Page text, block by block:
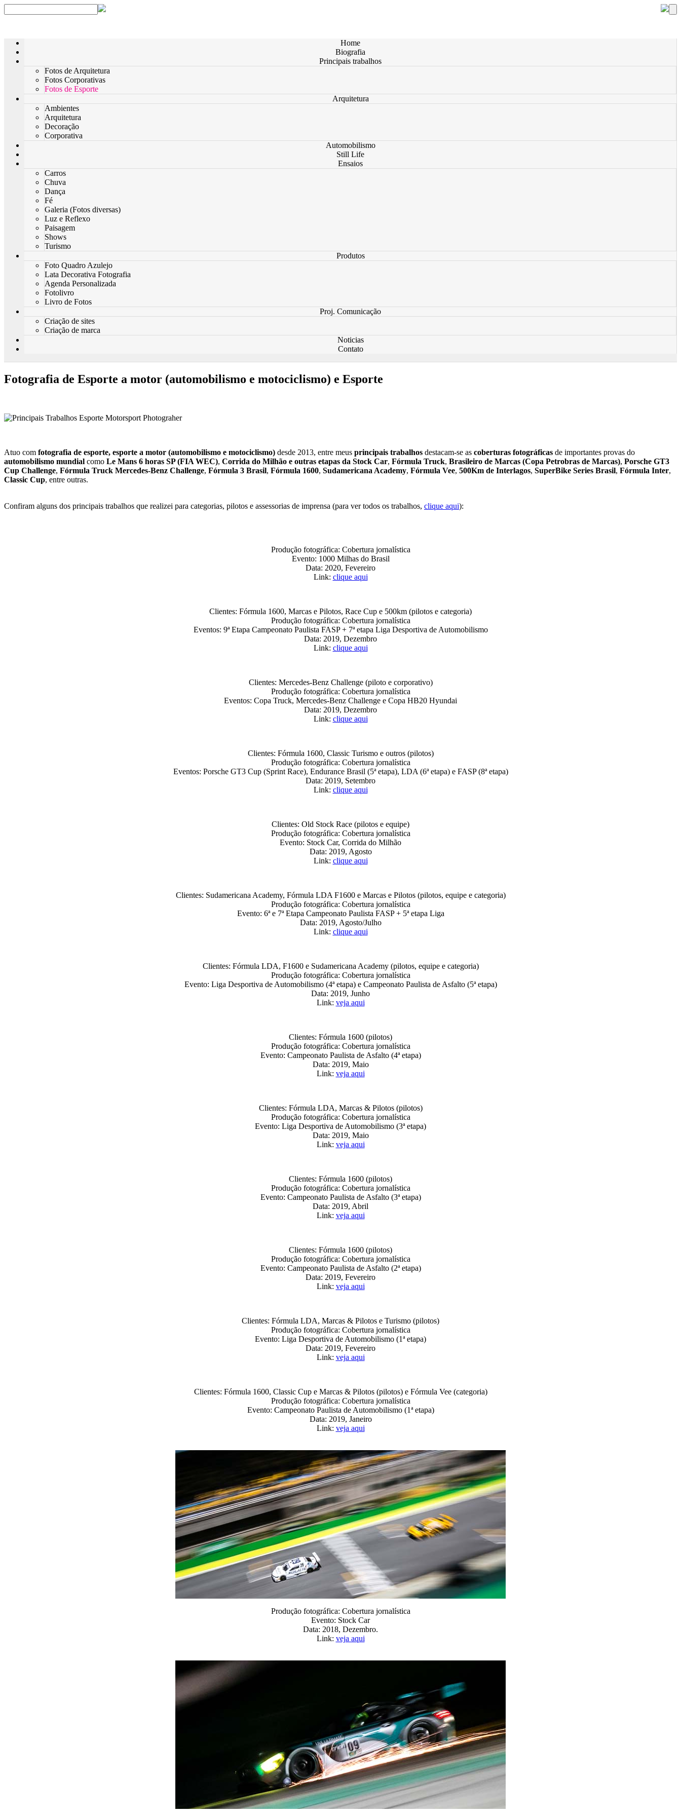
Home
Biografia
Principais trabalhos
Fotos de Arquitetura
Fotos Corporativas
Fotos de Esporte
Arquitetura
Ambientes
Arquitetura
Decoração
Corporativa
Automobilismo
Still Life
Ensaios
Carros
Chuva
Dança
Fé
Galeria (Fotos diversas)
Luz e Reflexo
Paisagem
Shows
Turismo
Produtos
Foto Quadro Azulejo
Lata Decorativa Fotografia
Agenda Personalizada
Fotolivro
Livro de Fotos
Proj. Comunicação
Criação de sites
Criação de marca
Noticias
Contato
Fotografia de Esporte a motor (automobilismo e motociclismo) e Esporte
Atuo com fotografia de esporte, esporte a motor (automobilismo e motociclismo) desde 2013, entre meus principais trabalhos destacam-se as coberturas fotográficas de importantes provas do
automobilismo mundial como Le Mans 6 horas SP (FIA WEC), Corrida do Milhão e outras etapas da Stock Car, Fórmula Truck, Brasileiro de Marcas (Copa Petrobras de Marcas), Porsche GT3
Cup Challenge, Fórmula Truck Mercedes-Benz Challenge, Fórmula 3 Brasil, Fórmula 1600, Sudamericana Academy, Fórmula Vee, 500Km de Interlagos, SuperBike Series Brasil, Fórmula Inter,
Classic Cup, entre outras.
Confiram alguns dos principais trabalhos que realizei para categorias, pilotos e assessorias de imprensa (para ver todos os trabalhos, clique aqui):
Produção fotográfica: Cobertura jornalística
Evento: 1000 Milhas do Brasil
Data: 2020, Fevereiro
Link: clique aqui
Clientes: Fórmula 1600, Marcas e Pilotos, Race Cup e 500km (pilotos e categoria)
Produção fotográfica: Cobertura jornalística
Eventos: 9ª Etapa Campeonato Paulista FASP + 7ª etapa Liga Desportiva de Automobilismo
Data: 2019, Dezembro
Link: clique aqui
Clientes: Mercedes-Benz Challenge (piloto e corporativo)
Produção fotográfica: Cobertura jornalística
Eventos: Copa Truck, Mercedes-Benz Challenge e Copa HB20 Hyundai
Data: 2019, Dezembro
Link: clique aqui
Clientes: Fórmula 1600, Classic Turismo e outros (pilotos)
Produção fotográfica: Cobertura jornalística
Eventos: Porsche GT3 Cup (Sprint Race), Endurance Brasil (5ª etapa), LDA (6ª etapa) e FASP (8ª etapa)
Data: 2019, Setembro
Link: clique aqui
Clientes: Old Stock Race (pilotos e equipe)
Produção fotográfica: Cobertura jornalística
Evento: Stock Car, Corrida do Milhão
Data: 2019, Agosto
Link: clique aqui
Clientes: Sudamericana Academy, Fórmula LDA F1600 e Marcas e Pilotos (pilotos, equipe e categoria)
Produção fotográfica: Cobertura jornalística
Evento: 6ª e 7ª Etapa Campeonato Paulista FASP + 5ª etapa Liga
Data: 2019, Agosto/Julho
Link: clique aqui
Clientes: Fórmula LDA, F1600 e Sudamericana Academy (pilotos, equipe e categoria)
Produção fotográfica: Cobertura jornalística
Evento: Liga Desportiva de Automobilismo (4ª etapa) e Campeonato Paulista de Asfalto (5ª etapa)
Data: 2019, Junho
Link: veja aqui
Clientes: Fórmula 1600 (pilotos)
Produção fotográfica: Cobertura jornalística
Evento: Campeonato Paulista de Asfalto (4ª etapa)
Data: 2019, Maio
Link: veja aqui
Clientes: Fórmula LDA, Marcas & Pilotos (pilotos)
Produção fotográfica: Cobertura jornalística
Evento: Liga Desportiva de Automobilismo (3ª etapa)
Data: 2019, Maio
Link: veja aqui
Clientes: Fórmula 1600 (pilotos)
Produção fotográfica: Cobertura jornalística
Evento: Campeonato Paulista de Asfalto (3ª etapa)
Data: 2019, Abril
Link: veja aqui
Clientes: Fórmula 1600 (pilotos)
Produção fotográfica: Cobertura jornalística
Evento: Campeonato Paulista de Asfalto (2ª etapa)
Data: 2019, Fevereiro
Link: veja aqui
Clientes: Fórmula LDA, Marcas & Pilotos e Turismo (pilotos)
Produção fotográfica: Cobertura jornalística
Evento: Liga Desportiva de Automobilismo (1ª etapa)
Data: 2019, Fevereiro
Link: veja aqui
Clientes: Fórmula 1600, Classic Cup e Marcas & Pilotos (pilotos) e Fórmula Vee (categoria)
Produção fotográfica: Cobertura jornalística
Evento: Campeonato Paulista de Automobilismo (1ª etapa)
Data: 2019, Janeiro
Link: veja aqui
Produção fotográfica: Cobertura jornalística
Evento: Stock Car
Data: 2018, Dezembro.
Link: veja aqui